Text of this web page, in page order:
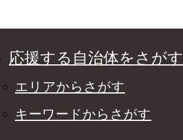
応援する自治体をさがす
エリアからさがす
キーワードからさがす